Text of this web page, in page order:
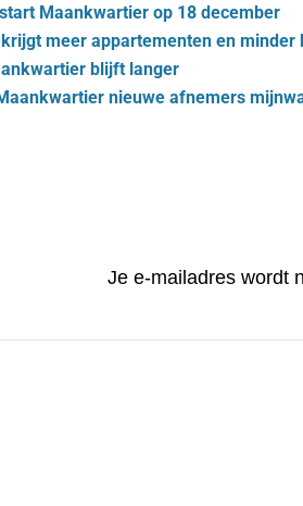
Maankwartier op 18 december
meer appartementen en minder
blijft langer
nieuwe afnemers
Je e-mailadres wordt